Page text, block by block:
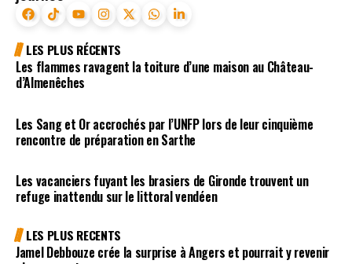
LES PLUS RÉCENTS
Les flammes ravagent la toiture d’une maison au Château-
d’Almenêches
Les Sang et Or accrochés par l’UNFP lors de leur cinquième
rencontre de préparation en Sarthe
Les vacanciers fuyant les brasiers de Gironde trouvent un
refuge inattendu sur le littoral vendéen
LES PLUS RECENTS
Jamel Debbouze crée la surprise à Angers et pourrait y revenir